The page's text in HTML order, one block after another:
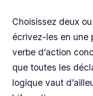
Choisissez deux
écrivez-les en une
verbe d’action
que toutes les
logique vaut